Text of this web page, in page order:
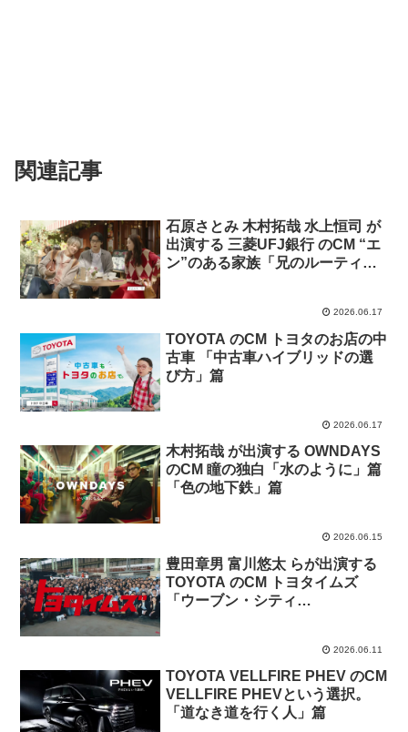
関連記事
石原さとみ 木村拓哉 水上恒司 が
出演する 三菱UFJ銀行 のCM “エ
ン”のある家族「兄のルーティ
2026.06.17
TOYOTA のCM トヨタのお店の中
古車 「中古車ハイブリッドの選
び方」篇
2026.06.17
木村拓哉 が出演する OWNDAYS
のCM 瞳の独白「水のように」篇
「色の地下鉄」篇
2026.06.15
豊田章男 富川悠太 らが出演する
TOYOTA のCM トヨタイムズ
「ウーブン・シティ
2026.06.11
TOYOTA VELLFIRE PHEV のCM
VELLFIRE PHEVという選択。
「道なき道を行く人」篇